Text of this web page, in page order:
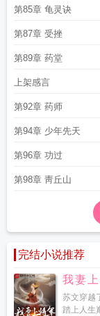
第85章 龟灵诀
第87章 受挫
第89章 药堂
上架感言
第92章 药师
第94章 少年先天
第96章 功过
第98章 靑丘山
完结小说推荐
我妻
苏文穿越
踏上人生